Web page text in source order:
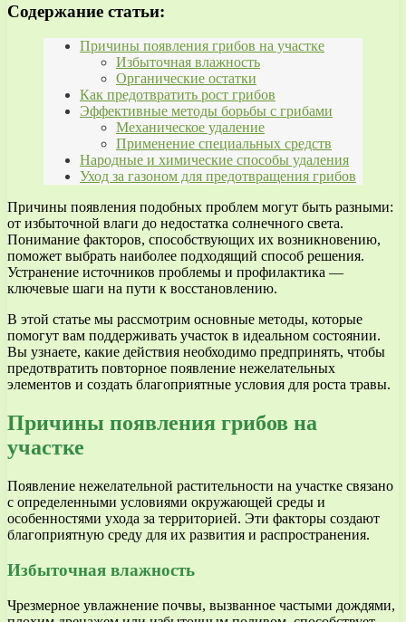
Содержание статьи:
Причины появления грибов на участке
Избыточная влажность
Органические остатки
Как предотвратить рост грибов
Эффективные методы борьбы с грибами
Механическое удаление
Применение специальных средств
Народные и химические способы удаления
Уход за газоном для предотвращения грибов
Причины появления подобных проблем могут быть разными:
от избыточной влаги до недостатка солнечного света.
Понимание факторов, способствующих их возникновению,
поможет выбрать наиболее подходящий способ решения.
Устранение источников проблемы и профилактика —
ключевые шаги на пути к восстановлению.
В этой статье мы рассмотрим основные методы, которые
помогут вам поддерживать участок в идеальном состоянии.
Вы узнаете, какие действия необходимо предпринять, чтобы
предотвратить повторное появление нежелательных
элементов и создать благоприятные условия для роста травы.
Причины появления грибов на
участке
Появление нежелательной растительности на участке связано
с определенными условиями окружающей среды и
особенностями ухода за территорией. Эти факторы создают
благоприятную среду для их развития и распространения.
Избыточная влажность
Чрезмерное увлажнение почвы, вызванное частыми дождями,